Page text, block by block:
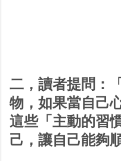
二，讀者提問：
物，如果當自己
這些「主動的習
己，讓自己能夠